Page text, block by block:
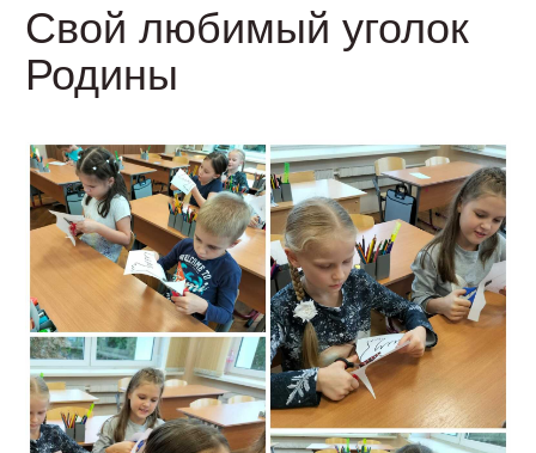
Свой любимый уголок
Родины